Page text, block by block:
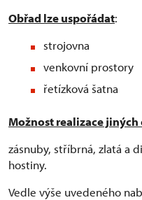
Obřad lze uspořádat:
strojovna
venkovní prostory
řetízková šatna
Možnost realizace jiných
zásnuby, stříbrná, zlatá a
hostiny.
Vedle výše uvedeného